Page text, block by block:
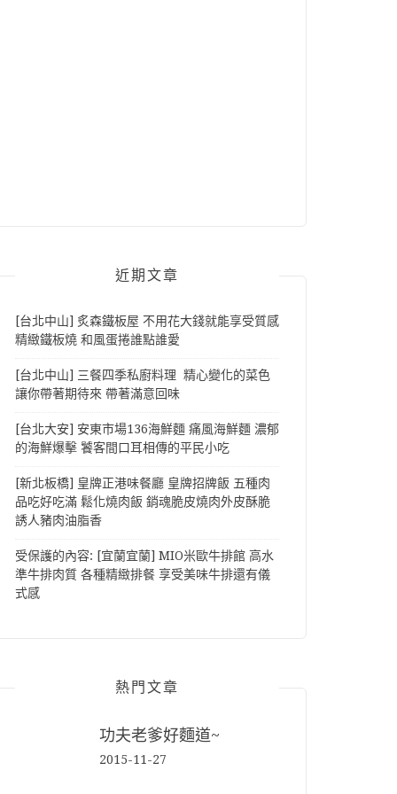
近期文章
[台北中山] 炙森鐵板屋 不用花大錢就能享受質感
精緻鐵板燒 和風蛋捲誰點誰愛
[台北中山] 三餐四季私廚料理 精心變化的菜色
讓你帶著期待來 帶著滿意回味
[台北大安] 安東市場136海鮮麵 痛風海鮮麵 濃郁
的海鮮爆擊 饕客間口耳相傳的平民小吃
[新北板橋] 皇牌正港味餐廳 皇牌招牌飯 五種肉
品吃好吃滿 鬆化燒肉飯 銷魂脆皮燒肉外皮酥脆
誘人豬肉油脂香
受保護的內容: [宜蘭宜蘭] MIO米歐牛排館 高水
準牛排肉質 各種精緻排餐 享受美味牛排還有儀
式感
熱門文章
功夫老爹好麵道~
2015-11-27